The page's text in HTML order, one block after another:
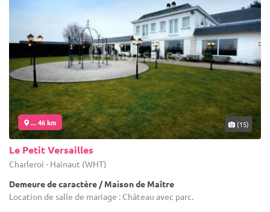
... 46 km (15)
Le Petit Versailles
Charleroi - Hainaut (WHT)
Demeure de caractère / Maison de Maître
Location de salle de mariage : Château avec parc.